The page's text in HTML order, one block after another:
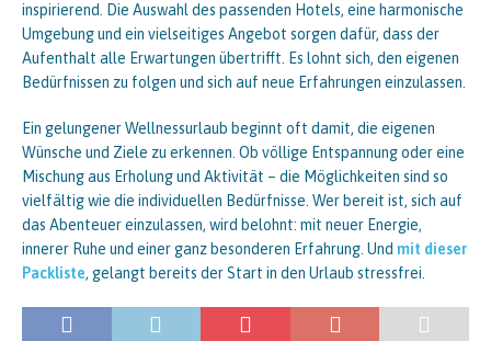
inspirierend. Die Auswahl des passenden Hotels, eine harmonische
Umgebung und ein vielseitiges Angebot sorgen dafür, dass der
Aufenthalt alle Erwartungen übertrifft. Es lohnt sich, den eigenen
Bedürfnissen zu folgen und sich auf neue Erfahrungen einzulassen.
Ein gelungener Wellnessurlaub beginnt oft damit, die eigenen
Wünsche und Ziele zu erkennen. Ob völlige Entspannung oder eine
Mischung aus Erholung und Aktivität – die Möglichkeiten sind so
vielfältig wie die individuellen Bedürfnisse. Wer bereit ist, sich auf
das Abenteuer einzulassen, wird belohnt: mit neuer Energie,
innerer Ruhe und einer ganz besonderen Erfahrung. Und mit dieser
Packliste, gelangt bereits der Start in den Urlaub stressfrei.